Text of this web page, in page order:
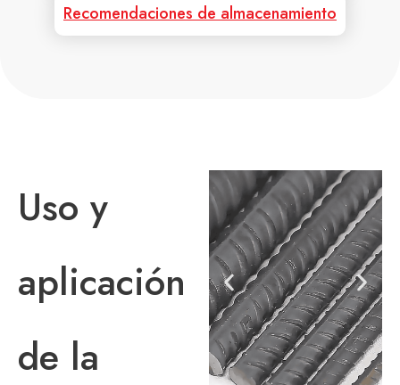
Recomendaciones de almacenamiento
Uso y
aplicación
de la